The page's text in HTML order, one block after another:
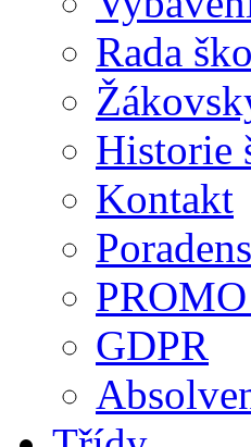
Rada
Historie
Kontakt
GDPR